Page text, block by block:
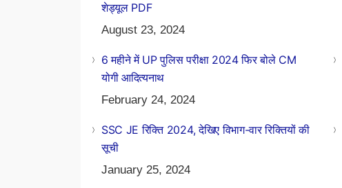
शेड्यूल PDF
August 23, 2024
6 महीने में UP पुलिस परीक्षा 2024 फिर बोले CM
योगी आदित्यनाथ
February 24, 2024
SSC JE रिक्ति 2024, देखिए विभाग-वार रिक्तियों की
सूची
January 25, 2024